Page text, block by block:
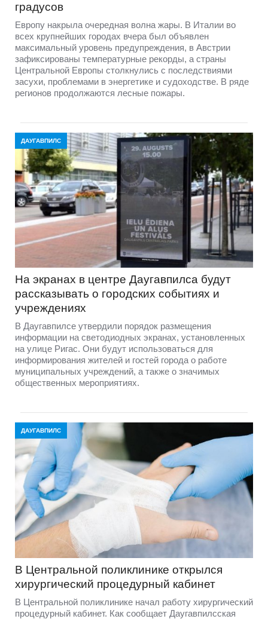
градусов
Европу накрыла очередная волна жары. В Италии во
всех крупнейших городах вчера был объявлен
максимальный уровень предупреждения, в Австрии
зафиксированы температурные рекорды, а страны
Центральной Европы столкнулись с последствиями
засухи, проблемами в энергетике и судоходстве. В ряде
регионов продолжаются лесные пожары.
ДАУГАВПИЛС
На экранах в центре Даугавпилса будут
рассказывать о городских событиях и
учреждениях
В Даугавпилсе утвердили порядок размещения
информации на светодиодных экранах, установленных
на улице Ригас. Они будут использоваться для
информирования жителей и гостей города о работе
муниципальных учреждений, а также о значимых
общественных мероприятиях.
ДАУГАВПИЛС
В Центральной поликлинике открылся
хирургический процедурный кабинет
В Центральной поликлинике начал работу хирургический
процедурный кабинет. Как сообщает Даугавпилсская